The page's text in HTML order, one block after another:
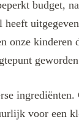
budget,
heeft
onze kinderen
ingrediënten.
voor een